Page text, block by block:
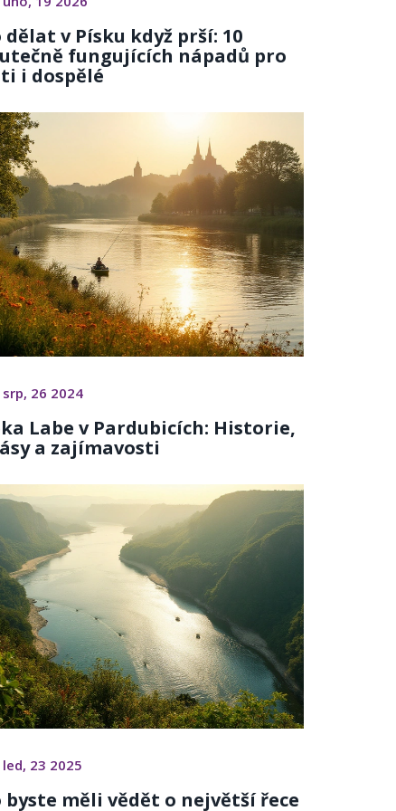
dělat v Písku když prší: 10
fungujících nápadů pro
i dospělé
srp, 26 2024
Labe v Pardubicích: Historie,
a zajímavosti
led, 23 2025
byste měli vědět o největší řece